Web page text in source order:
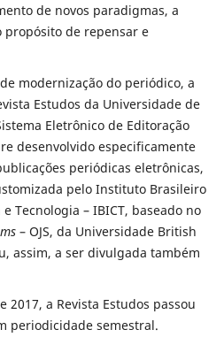
de novos paradigmas, a
propósito de repensar e
modernização do periódico, a
Estudos da Universidade de
Eletrônico de Editoração
desenvolvido especificamente
periódicas eletrônicas,
pelo Instituto Brasileiro
Tecnologia – IBICT, baseado no
– OJS, da Universidade British
assim, a ser divulgada também
2017, a Revista Estudos passou
periodicidade semestral.